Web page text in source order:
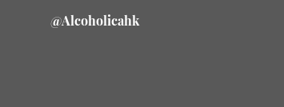
@Alcoholicahk